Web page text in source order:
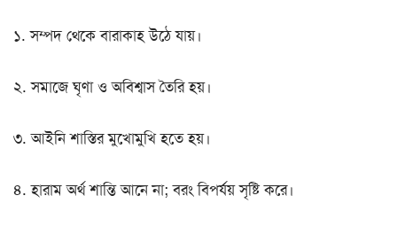
১. সম্পদ থেকে বারাকাহ উঠে যায়।
২. সমাজে ঘৃণা ও অবিশ্বাস তৈরি হয়।
৩. আইনি শাস্তির মুখোমুখি হতে হয়।
৪. হারাম অর্থ শান্তি আনে না; বরং বিপর্যয় সৃষ্টি করে।